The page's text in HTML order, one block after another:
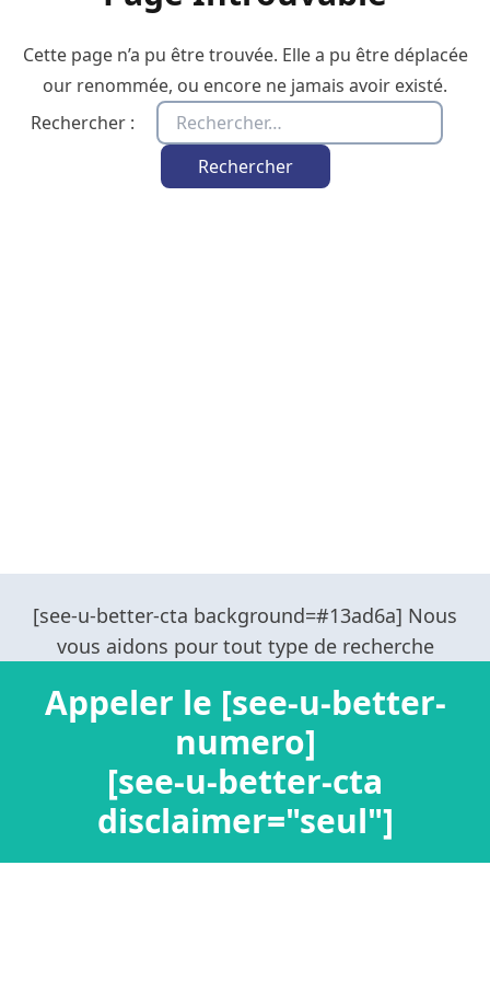
Cette page n’a pu être trouvée. Elle a pu être déplacée
our renommée, ou encore ne jamais avoir existé.
Rechercher :
Appeler le [see-u-better-
numero]
[see-u-better-cta
disclaimer="seul"]